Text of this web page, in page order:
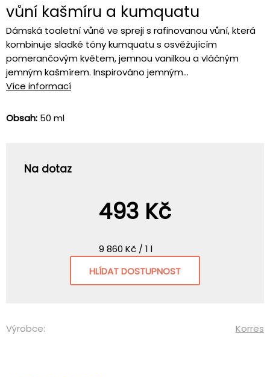
vůní kašmíru a kumquatu
Dámská toaletní vůně ve spreji s rafinovanou vůní, která
kombinuje sladké tóny kumquatu s osvěžujícím
pomerančovým květem, jemnou vanilkou a vláčným
jemným kašmírem. Inspirováno jemným...
Více informací
Obsah: 50 ml
Na dotaz
493 Kč
9 860 Kč / 1 l
HLÍDAT DOSTUPNOST
Výrobce: Korres